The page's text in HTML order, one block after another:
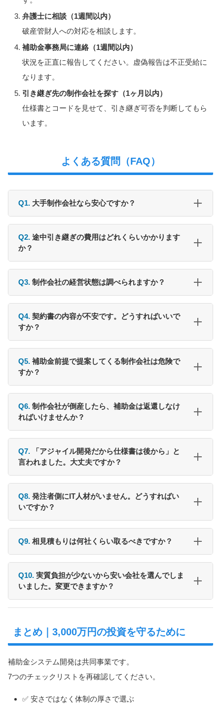
弁護士に相談（1週間以内）
破産管財人への対応を相談します。
補助金事務局に連絡（1週間以内）
状況を正直に報告してください。虚偽報告は不正受給に
なります。
引き継ぎ先の制作会社を探す（1ヶ月以内）
仕様書とコードを見せて、引き継ぎ可否を判断してもら
います。
よくある質問（FAQ）
Q1. 大手制作会社なら安心ですか？
Q2. 途中引き継ぎの費用はどれくらいかかります
か？
Q3. 制作会社の経営状態は調べられますか？
Q4. 契約書の内容が不安です。どうすればいいで
すか？
Q5. 補助金前提で提案してくる制作会社は危険で
すか？
Q6. 制作会社が倒産したら、補助金は返還しなけ
ればいけませんか？
Q7. 「アジャイル開発だから仕様書は後から」と
言われました。大丈夫ですか？
Q8. 発注者側にIT人材がいません。どうすればい
いですか？
Q9. 相見積もりは何社くらい取るべきですか？
Q10. 実質負担が少ないから安い会社を選んでしま
いました。変更できますか？
まとめ｜3,000万円の投資を守るために
補助金システム開発は共同事業です。
7つのチェックリストを再確認してください。
✅ 安さではなく体制の厚さで選ぶ